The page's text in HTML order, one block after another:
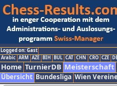
Logged on: Gast
Arabic ARM AZE BIH BUL CAT CHN CRO CZE
Home TurnierDB Meisterschaft
Übersicht Bundesliga Wien